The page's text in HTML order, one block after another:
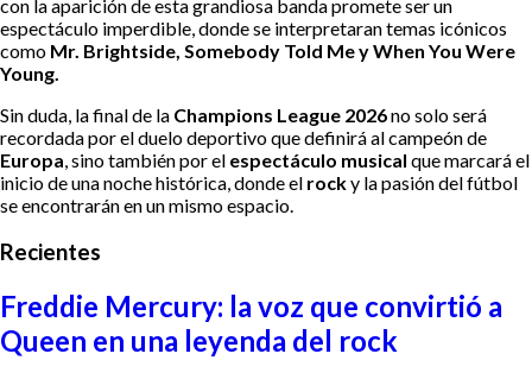
con la aparición de esta grandiosa banda promete ser un
espectáculo imperdible, donde se interpretaran temas icónicos
como Mr. Brightside, Somebody Told Me y When You Were
Young.
Sin duda, la final de la Champions League 2026no solo será
recordada por el duelo deportivo que definirá al campeón de
Europa, sino también por el espectáculo musical que marcará el
inicio de una noche histórica, donde el rocky la pasión del fútbol
se encontrarán en un mismo espacio.
Recientes
Freddie Mercury: la voz que convirtió a
Queen en una leyenda del rock